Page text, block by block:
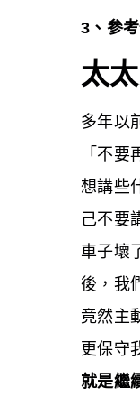
3 、參
太
多年以
「不
想講些
己不要
車子壞
後，我
竟然主
更保守
就是繼